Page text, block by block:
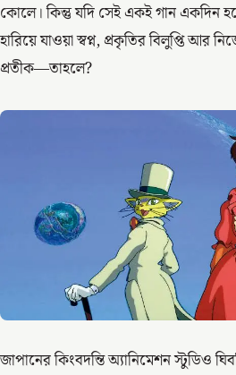
কোলে। কিন্তু যদি সেই একই গান একদিন
হারিয়ে যাওয়া স্বপ্ন, প্রকৃতির বিলুপ্তি আর
প্রতীক—তাহলে?
জাপানের কিংবদন্তি অ্যানিমেশন স্টুডিও